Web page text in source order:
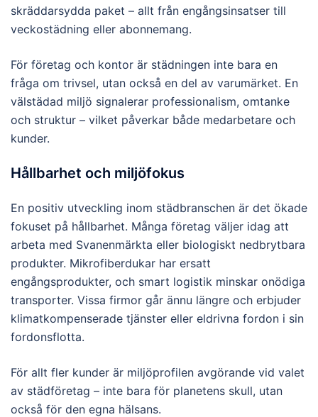
skräddarsydda paket – allt från engångsinsatser till
veckostädning eller abonnemang.
För företag och kontor är städningen inte bara en
fråga om trivsel, utan också en del av varumärket. En
välstädad miljö signalerar professionalism, omtanke
och struktur – vilket påverkar både medarbetare och
kunder.
Hållbarhet och miljöfokus
En positiv utveckling inom städbranschen är det ökade
fokuset på hållbarhet. Många företag väljer idag att
arbeta med Svanenmärkta eller biologiskt nedbrytbara
produkter. Mikrofiberdukar har ersatt
engångsprodukter, och smart logistik minskar onödiga
transporter. Vissa firmor går ännu längre och erbjuder
klimatkompenserade tjänster eller eldrivna fordon i sin
fordonsflotta.
För allt fler kunder är miljöprofilen avgörande vid valet
av städföretag – inte bara för planetens skull, utan
också för den egna hälsans.